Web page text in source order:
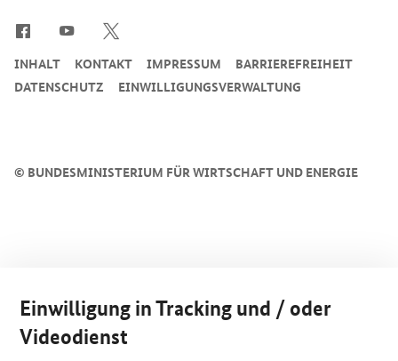
© BUNDESMINISTERIUM FÜR WIRTSCHAFT UND ENERGIE
INHALT KONTAKT IMPRESSUM
BARRIEREFREIHEIT
DATENSCHUTZ
EINWILLIGUNGSVERWALTUNG
Einwilligung in Tracking und / oder
Videodienst